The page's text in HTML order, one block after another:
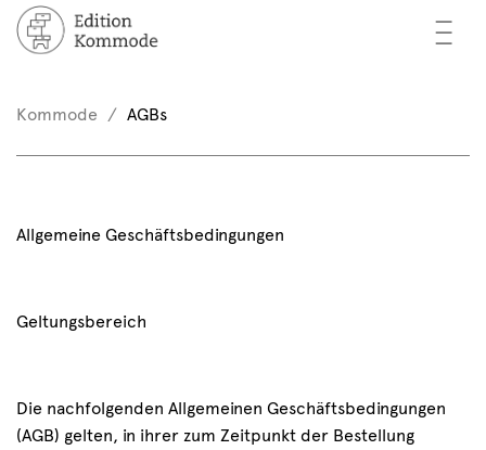
—
—
—
/ Registrieren
Kommode AGBs
Allgemeine Geschäftsbedingungen
Geltungsbereich
Die nachfolgenden Allgemeinen Geschäftsbedingungen
(AGB) gelten, in ihrer zum Zeitpunkt der Bestellung